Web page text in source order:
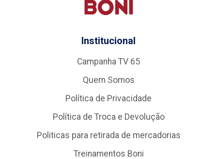
Institucional
Campanha TV 65
Quem Somos
Política de Privacidade
Política de Troca e Devolução
Politicas para retirada de mercadorias
Treinamentos Boni